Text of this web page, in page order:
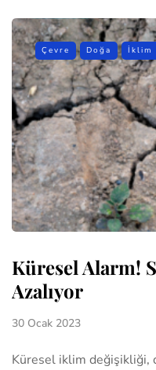
Çevre Doğa İklim
Küresel Alarm!
Azalıyor
30 Ocak 2023
Küresel iklim değişikliği,